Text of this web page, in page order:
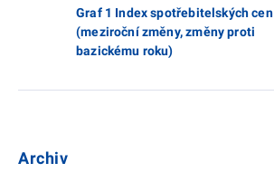
Graf 1 Index spotřebitelských cen
(meziroční změny, změny proti
bazickému roku)
Archiv